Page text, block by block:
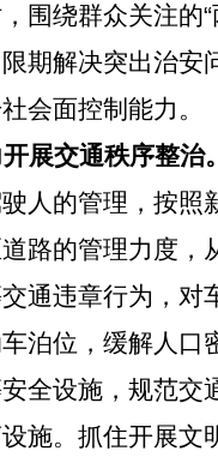
围绕群众关注的
期解决突出治安
会面控制能力。
开展交通秩序整治。
人的管理，按
路的管理力度，
通违章行为，对
泊位，缓解人口
全设施，规范交
施。抓住开展